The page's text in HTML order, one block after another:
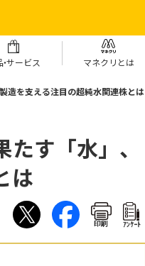
サービス マネクリとは
造を支える注目の超純水関連株とは
す「水」、
は
印刷 ｱﾝｹｰﾄ